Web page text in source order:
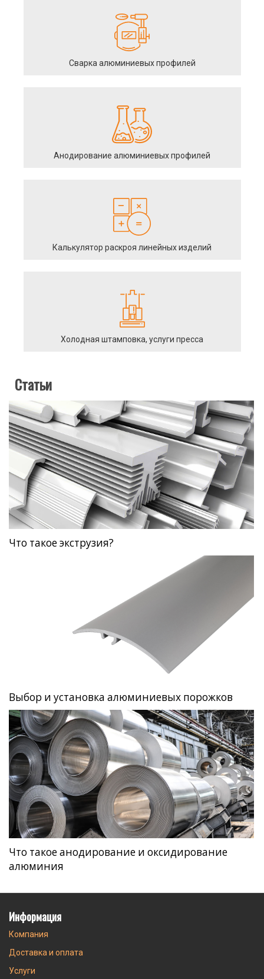
Сварка алюминиевых профилей
Анодирование алюминиевых профилей
Калькулятор раскроя линейных изделий
Холодная штамповка, услуги пресса
Статьи
Что такое экструзия?
Выбор и установка алюминиевых порожков
Что такое анодирование и оксидирование
алюминия
Информация
Компания
Доставка и оплата
Услуги